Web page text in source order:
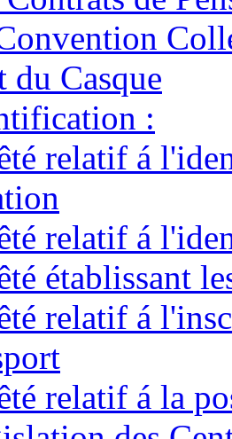
du Casque
:
relatif á
relatif á
établissant
relatif á
relatif á la